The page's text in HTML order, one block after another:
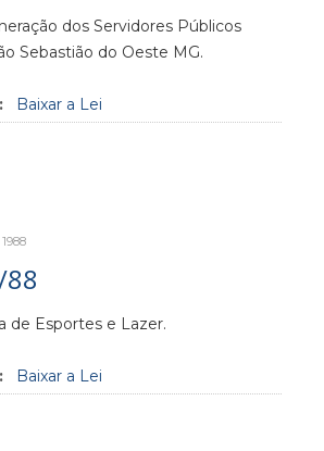
dos Servidores Públicos
Sebastião do Oeste MG.
Baixar a Lei
88
de Esportes e Lazer.
Baixar a Lei